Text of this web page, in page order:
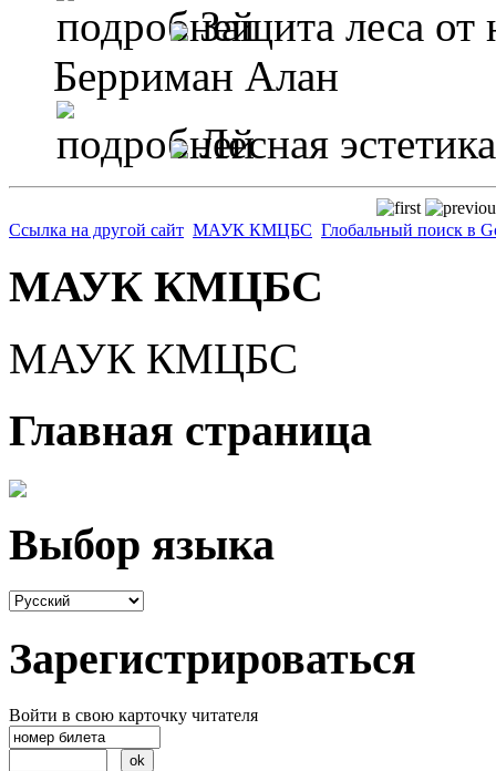
Защита леса от
Берриман Алан
Лесная эстетика
Ссылка на другой сайт МАУК КМЦБС Глобальный поиск в
МАУК КМЦБС
МАУК КМЦБС
Главная страница
Выбор языка
Зарегистрироваться
Войти в свою карточку читателя